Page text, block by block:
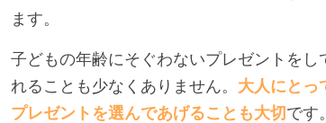
ます。
子どもの年齢にそぐわないプレゼントを
れることも少なくありません。 大人にとっ
プレゼントを選んであげることも大切 です。